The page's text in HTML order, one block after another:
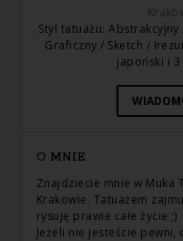
Styl tatuażu:
Graficzny / Sketch /
japoński i
O MNIE
Znajdziecie mnie w Muka
Krakowie. Tatuażem
rysuję prawie całe życie ;)
Jeżeli nie jesteście pewni,